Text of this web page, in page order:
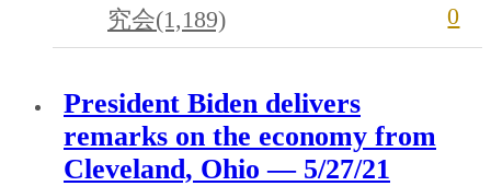
究会(1,189)
0
President Biden delivers
remarks on the economy from
Cleveland, Ohio — 5/27/21